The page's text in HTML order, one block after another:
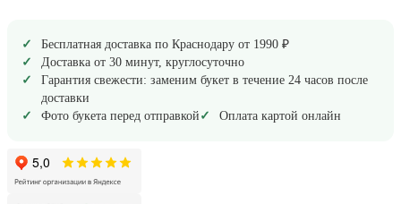
Бесплатная доставка по Краснодару от 1990 ₽
Доставка от 30 минут, круглосуточно
Гарантия свежести: заменим букет в течение 24 часов после
доставки
Фото букета перед отправкой
Оплата картой онлайн